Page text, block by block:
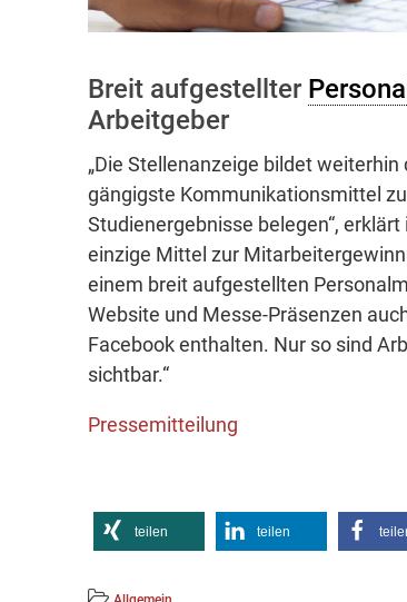
Breit aufgestellter
Arbeitgeber
„Die Stellenanzeige bildet
gängigste Kommunikationsmittel
Studienergebnisse belegen“,
einzige Mittel zur
einem breit aufgestellten
Website und Messe-Präsenzen
Facebook enthalten. Nur so sind
sichtbar.“
Pressemitteilung
teilen teilen